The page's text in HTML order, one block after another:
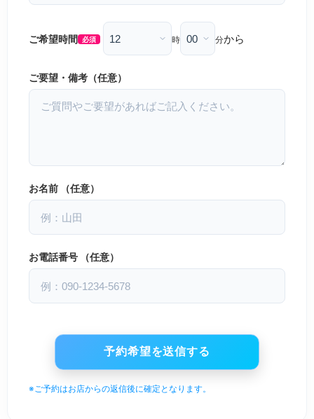
ご希望時間 必須 時 分から
ご要望・備考（任意）
お名前 （任意）
お電話番号 （任意）
※ご予約はお店からの返信後に確定となります。